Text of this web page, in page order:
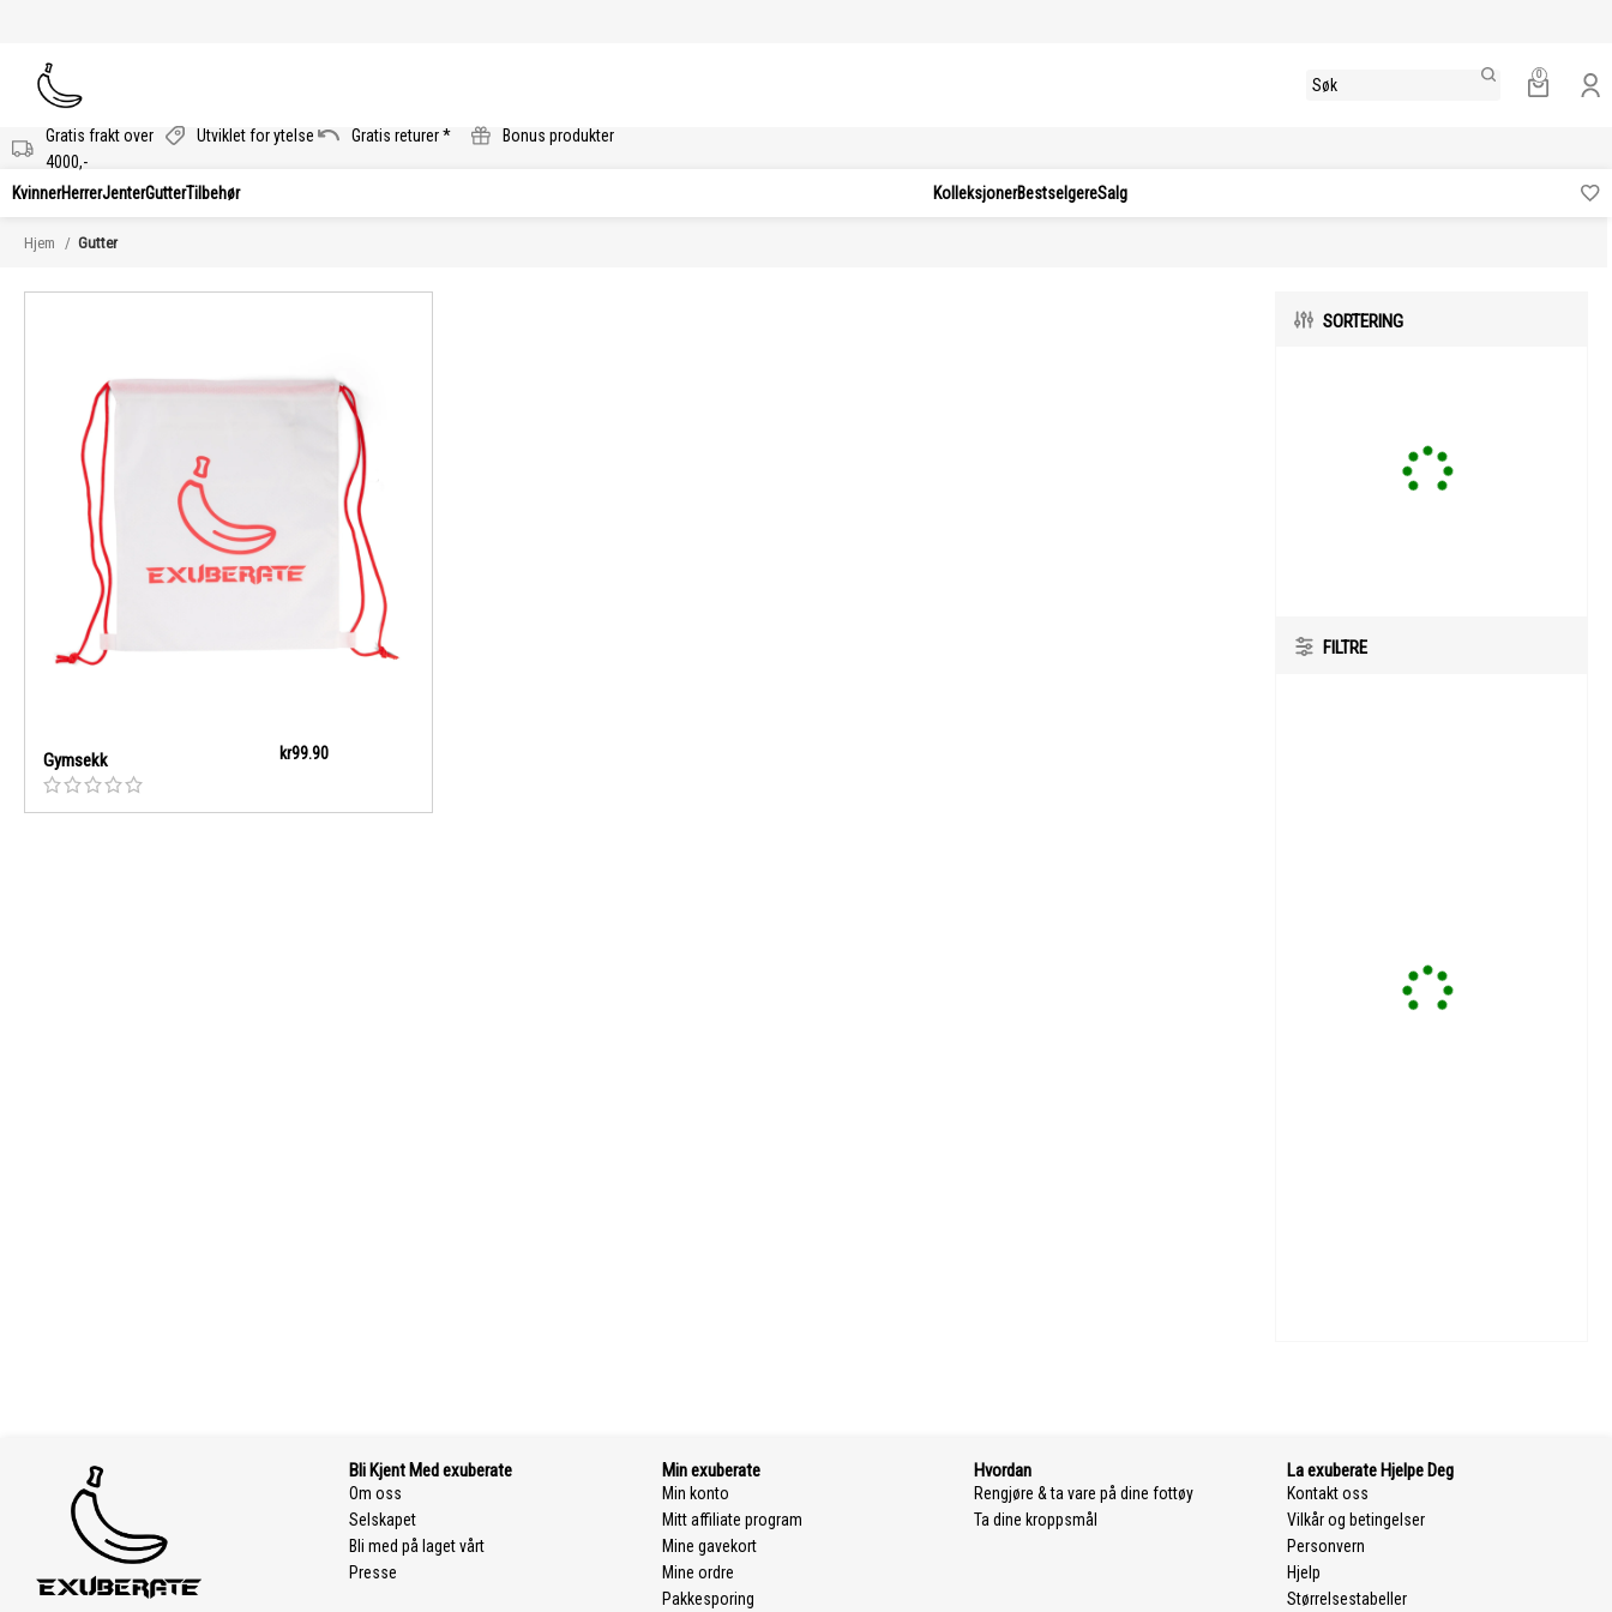
0
Gratis frakt over
4000,-
Utviklet for ytelse Gratis returer * Bonus produkter
KvinnerHerrerJenterGutterTilbehør KolleksjonerBestselgereSalg
Hjem Gutter
Gymsekk kr99.90
SORTERING
FILTRE
Bli Kjent Med exuberate
Om oss
Selskapet
Bli med på laget vårt
Presse
Min exuberate
Min konto
Mitt affiliate program
Mine gavekort
Mine ordre
Pakkesporing
Hvordan
Rengjøre & ta vare på dine fottøy
Ta dine kroppsmål
La exuberate Hjelpe Deg
Kontakt oss
Vilkår og betingelser
Personvern
Hjelp
Størrelsestabeller